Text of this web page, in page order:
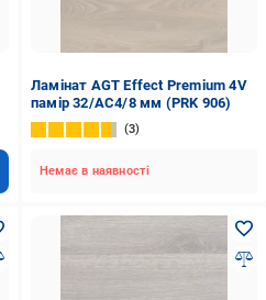
Ламінат AGT Effect Premium 4V
памір 32/АС4/8 мм (PRK 906)
3
Немає в наявності